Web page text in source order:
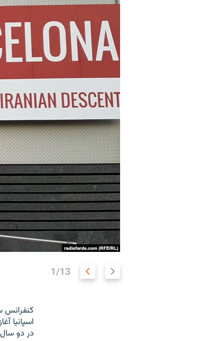
1/13
Previous
slide
Next
slide
کنفرانس
اسپانیا
در دو سال